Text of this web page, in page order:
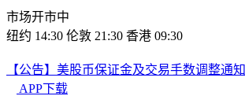
市场开市中
纽约 14:30 伦敦 21:30 香港 09:30
【公告】美股币保证金及交易手数调整通知
APP下载